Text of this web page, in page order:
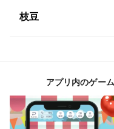
枝豆
アプリ内のゲー